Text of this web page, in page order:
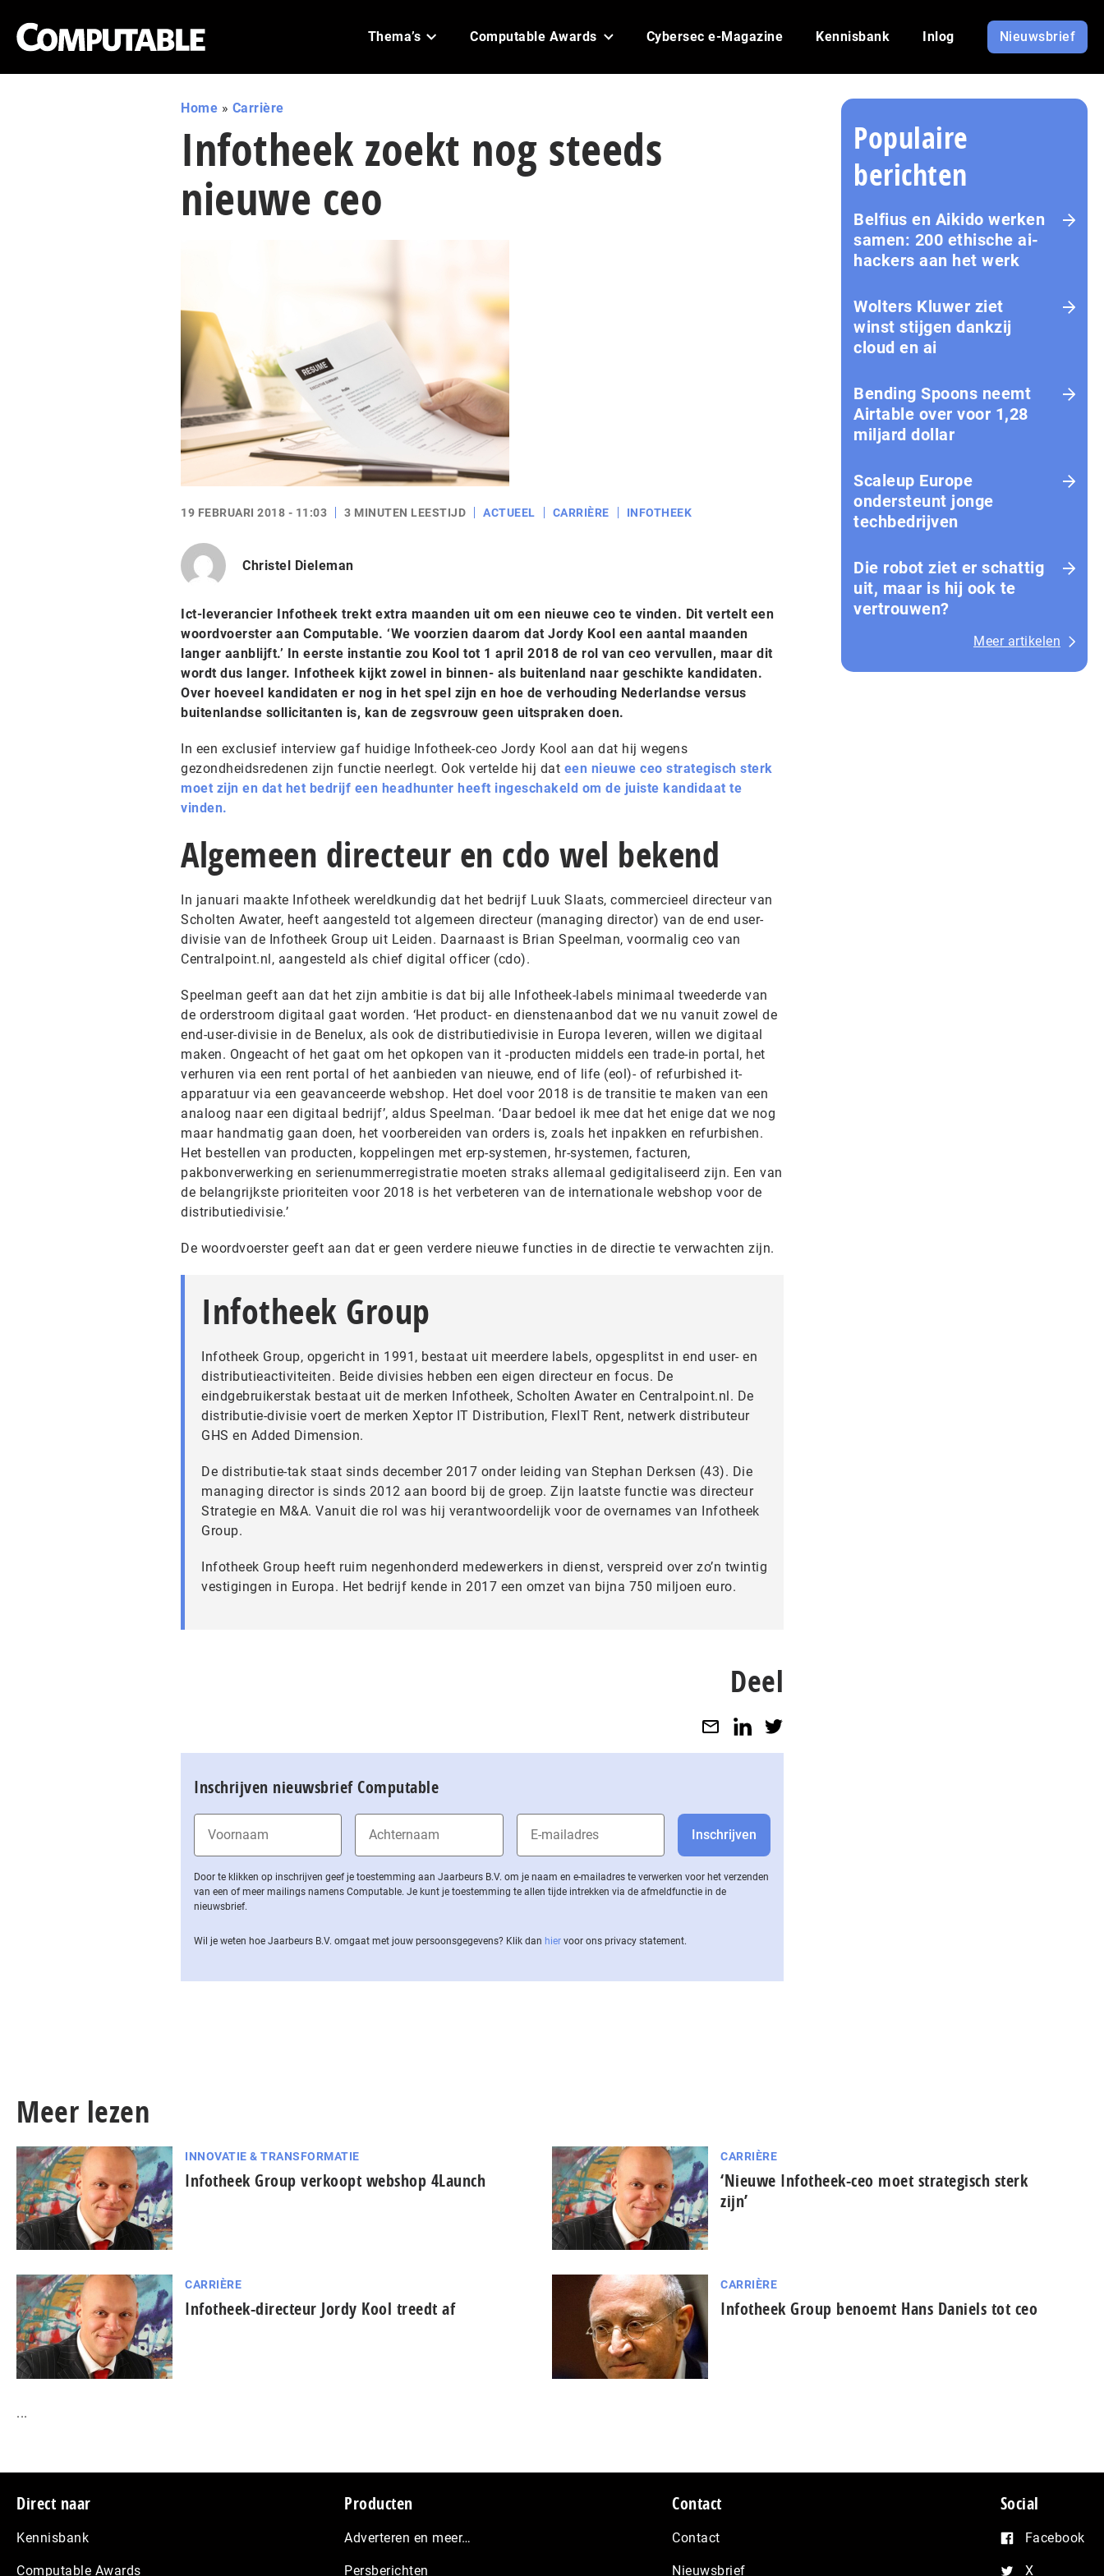
Thema’s Computable Awards Cybersec e-Magazine Kennisbank Inlog Nieuwsbrief
Home » Carrière
Infotheek zoekt nog steeds
nieuwe ceo
19 FEBRUARI 2018 - 11:03 3 MINUTEN LEESTIJD ACTUEEL CARRIÈRE INFOTHEEK
Christel Dieleman
Ict-leverancier Infotheek trekt extra maanden uit om een nieuwe ceo te vinden. Dit vertelt een
woordvoerster aan Computable. ‘We voorzien daarom dat Jordy Kool een aantal maanden
langer aanblijft.’ In eerste instantie zou Kool tot 1 april 2018 de rol van ceo vervullen, maar dit
wordt dus langer. Infotheek kijkt zowel in binnen- als buitenland naar geschikte kandidaten.
Over hoeveel kandidaten er nog in het spel zijn en hoe de verhouding Nederlandse versus
buitenlandse sollicitanten is, kan de zegsvrouw geen uitspraken doen.
In een exclusief interview gaf huidige Infotheek-ceo Jordy Kool aan dat hij wegens
gezondheidsredenen zijn functie neerlegt. Ook vertelde hij dat een nieuwe ceo strategisch sterk
moet zijn en dat het bedrijf een headhunter heeft ingeschakeld om de juiste kandidaat te
vinden.
Algemeen directeur en cdo wel bekend
In januari maakte Infotheek wereldkundig dat het bedrijf Luuk Slaats, commercieel directeur van
Scholten Awater, heeft aangesteld tot algemeen directeur (managing director) van de end user-
divisie van de Infotheek Group uit Leiden. Daarnaast is Brian Speelman, voormalig ceo van
Centralpoint.nl, aangesteld als chief digital officer (cdo).
Speelman geeft aan dat het zijn ambitie is dat bij alle Infotheek-labels minimaal tweederde van
de orderstroom digitaal gaat worden. ‘Het product- en dienstenaanbod dat we nu vanuit zowel de
end-user-divisie in de Benelux, als ook de distributiedivisie in Europa leveren, willen we digitaal
maken. Ongeacht of het gaat om het opkopen van it -producten middels een trade-in portal, het
verhuren via een rent portal of het aanbieden van nieuwe, end of life (eol)- of refurbished it-
apparatuur via een geavanceerde webshop. Het doel voor 2018 is de transitie te maken van een
analoog naar een digitaal bedrijf’, aldus Speelman. ‘Daar bedoel ik mee dat het enige dat we nog
maar handmatig gaan doen, het voorbereiden van orders is, zoals het inpakken en refurbishen.
Het bestellen van producten, koppelingen met erp-systemen, hr-systemen, facturen,
pakbonverwerking en serienummerregistratie moeten straks allemaal gedigitaliseerd zijn. Een van
de belangrijkste prioriteiten voor 2018 is het verbeteren van de internationale webshop voor de
distributiedivisie.’
De woordvoerster geeft aan dat er geen verdere nieuwe functies in de directie te verwachten zijn.
Infotheek Group
Infotheek Group, opgericht in 1991, bestaat uit meerdere labels, opgesplitst in end user- en
distributieactiviteiten. Beide divisies hebben een eigen directeur en focus. De
eindgebruikerstak bestaat uit de merken Infotheek, Scholten Awater en Centralpoint.nl. De
distributie-divisie voert de merken Xeptor IT Distribution, FlexIT Rent, netwerk distributeur
GHS en Added Dimension.
De distributie-tak staat sinds december 2017 onder leiding van Stephan Derksen (43). Die
managing director is sinds 2012 aan boord bij de groep. Zijn laatste functie was directeur
Strategie en M&A. Vanuit die rol was hij verantwoordelijk voor de overnames van Infotheek
Group.
Infotheek Group heeft ruim negenhonderd medewerkers in dienst, verspreid over zo’n twintig
vestigingen in Europa. Het bedrijf kende in 2017 een omzet van bijna 750 miljoen euro.
Deel
Inschrijven nieuwsbrief Computable
Door te klikken op inschrijven geef je toestemming aan Jaarbeurs B.V. om je naam en e-mailadres te verwerken voor het verzenden
van een of meer mailings namens Computable. Je kunt je toestemming te allen tijde intrekken via de af­meld­func­tie in de
nieuwsbrief.
Wil je weten hoe Jaarbeurs B.V. omgaat met jouw per­soons­ge­ge­vens? Klik dan hier voor ons privacy statement.
Populaire
berichten
Belfius en Aikido werken
samen: 200 ethische ai-
hackers aan het werk
Wolters Kluwer ziet
winst stijgen dankzij
cloud en ai
Bending Spoons neemt
Airtable over voor 1,28
miljard dollar
Scaleup Europe
ondersteunt jonge
techbedrijven
Die robot ziet er schattig
uit, maar is hij ook te
vertrouwen?
Meer artikelen
Meer lezen
INNOVATIE & TRANSFORMATIE
Infotheek Group verkoopt webshop 4Launch
CARRIÈRE
‘Nieuwe Infotheek-ceo moet strategisch sterk
zijn’
CARRIÈRE
Infotheek-directeur Jordy Kool treedt af
CARRIÈRE
Infotheek Group benoemt Hans Daniels tot ceo
...
Footer
Direct naar
Kennisbank
Computable Awards
Producten
Adverteren en meer…
Persberichten
Contact
Contact
Nieuwsbrief
Social
Facebook
X